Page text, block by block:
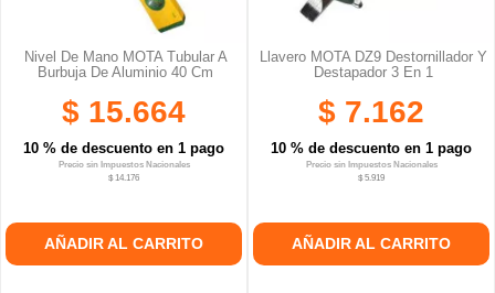
Nivel De Mano MOTA Tubular A
Burbuja De Aluminio 40 Cm
$ 15.664
10 % de descuento en 1 pago
Precio sin Impuestos Nacionales
$ 14.176
AÑADIR AL CARRITO
Llavero MOTA DZ9 Destornillador Y
Destapador 3 En 1
$ 7.162
10 % de descuento en 1 pago
Precio sin Impuestos Nacionales
$ 5.919
AÑADIR AL CARRITO